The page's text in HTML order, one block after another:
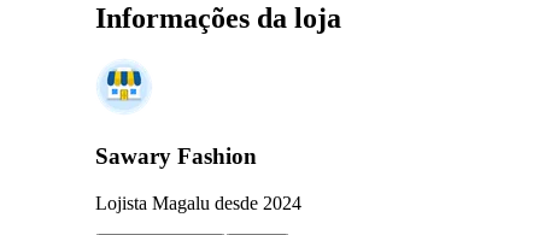
Informações da loja
Sawary Fashion
Lojista Magalu desde 2024